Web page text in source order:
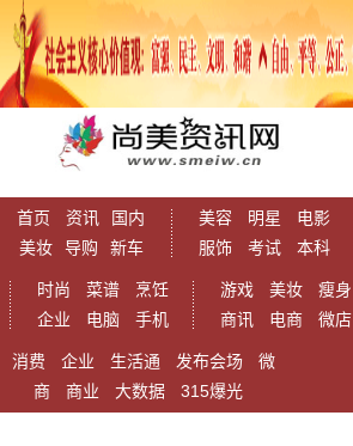
首页 资讯
国内
美妆
导购 新车
美容 明星
电影
服饰
考试 本科
时尚 菜谱
烹饪
企业
电脑 手机
游戏 美妆
瘦身
商讯
电商 微店
消费 企业 生活通 发布会场
微
商
商业 大数据 315爆光